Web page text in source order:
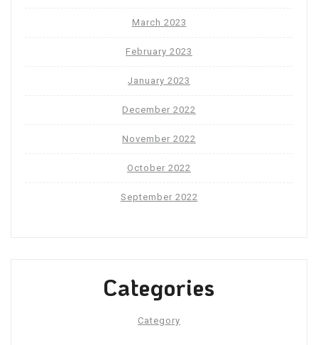
March 2023
February 2023
January 2023
December 2022
November 2022
October 2022
September 2022
Categories
Category